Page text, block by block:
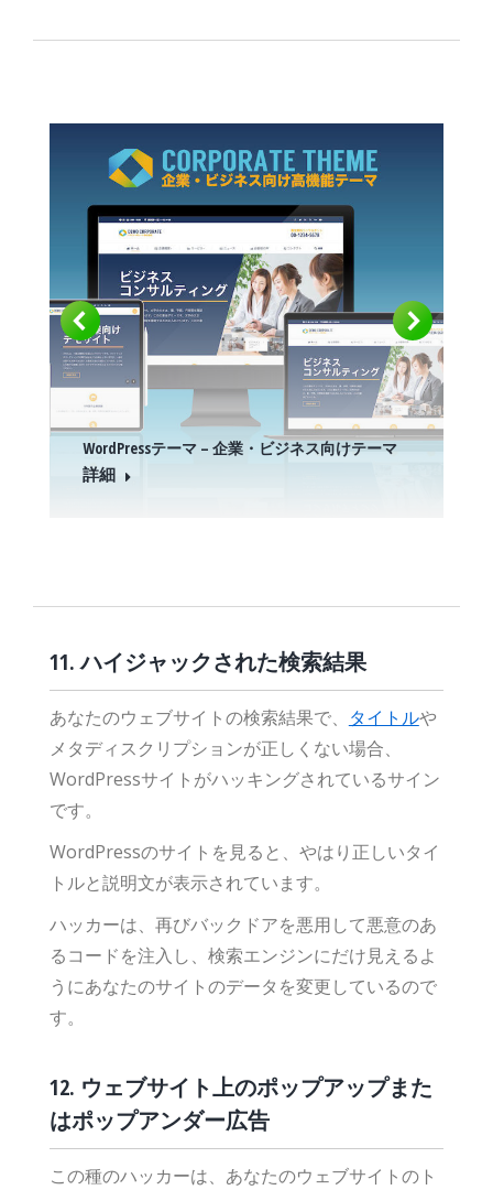
WordPressテーマ – 企業・ビジネス向けテーマ
詳細
11. ハイジャックされた検索結果
あなたのウェブサイトの検索結果で、 タイトルや
メタディスクリプションが正しくない場合、
WordPressサイトがハッキングされているサイン
です。
WordPressのサイトを見ると、やはり正しいタイ
トルと説明文が表示されています。
ハッカーは、再びバックドアを悪用して悪意のあ
るコードを注入し、検索エンジンにだけ見えるよ
うにあなたのサイトのデータを変更しているので
す。
12. ウェブサイト上のポップアップまた
はポップアンダー広告
この種のハッカーは、あなたのウェブサイトのト